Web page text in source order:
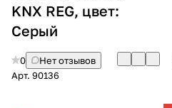
KNX REG, цвет:
Серый
0
Нет отзывов
Арт. 90136